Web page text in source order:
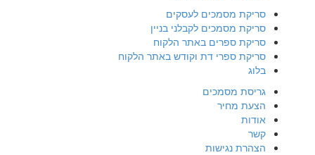
סריקת מסמכים לעסקים
סריקת מסמכים לקבלני בניין
סריקת ספרים באתר הלקוח
סריקת ספרי דת וקודש באתר הלקוח
בלוג
גריסת מסמכים
הצעת מחיר
אודות
קשר
הצהרת נגישות